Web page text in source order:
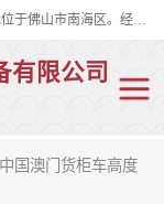
佛山市皇加力机械设备有限公司成立于2017年，注册地位于佛山市南海区。经营范围包括：其他机械设备及电子产品批发、电气设备批发、贸易代理、五金产品批发等；主要产品有：移动式登车桥、叉车装卸货平台、移动式升降机、升降货梯、油桶夹具、电动堆高车。
有限公司
国澳门货柜车高度